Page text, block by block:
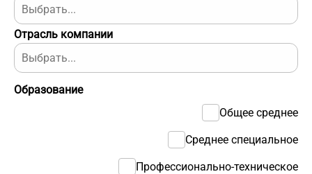
Отрасль компании
Образование
Общее среднее
Среднее специальное
Профессионально-техническое